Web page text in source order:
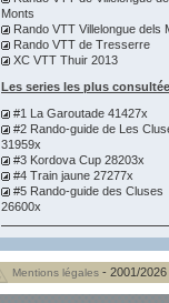
Monts
Rando VTT Villelongue dels
Rando VTT de Tresserre
XC VTT Thuir 2013
Les series les plus
#1 La Garoutade 41427x
#2 Rando-guide de Les
31959x
#3 Kordova Cup 28203x
#4 Train jaune 27277x
#5 Rando-guide des Cluses
26600x
Mentions légales - 2001/